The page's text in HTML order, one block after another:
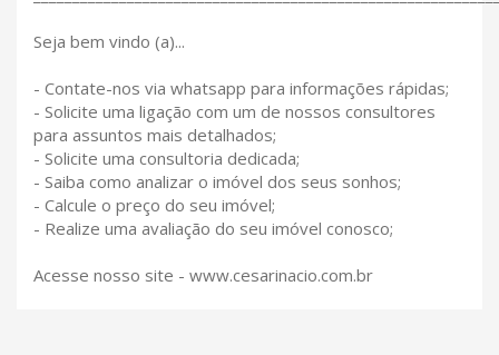
Seja bem vindo (a)...
- Contate-nos via whatsapp para informações rápidas;
- Solicite uma ligação com um de nossos consultores
para assuntos mais detalhados;
- Solicite uma consultoria dedicada;
- Saiba como analizar o imóvel dos seus sonhos;
- Calcule o preço do seu imóvel;
- Realize uma avaliação do seu imóvel conosco;
Acesse nosso site - www.cesarinacio.com.br